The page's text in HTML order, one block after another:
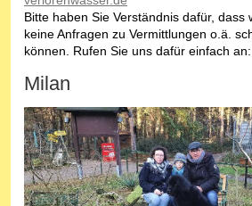
Bitte haben Sie Verständnis dafür, dass
keine Anfragen zu Vermittlungen o.ä.
können. Rufen Sie uns dafür einfach
Milan